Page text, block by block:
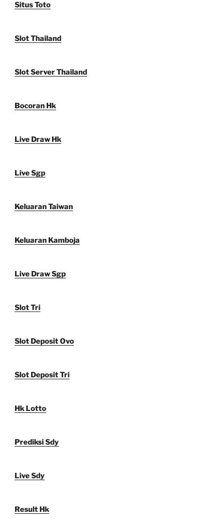
Situs Toto
Slot Thailand
Slot Server Thailand
Bocoran Hk
Live Draw Hk
Live Sgp
Keluaran Taiwan
Keluaran Kamboja
Live Draw Sgp
Slot Tri
Slot Deposit Ovo
Slot Deposit Tri
Hk Lotto
Prediksi Sdy
Live Sdy
Result Hk